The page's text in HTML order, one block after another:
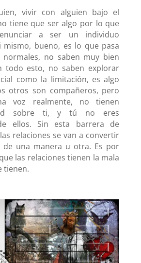
vivir con alguien bajo el
tiene que ser algo por lo que
a ser un individuo
bueno, es lo que pasa
normales, no saben muy bien
todo esto, no saben explorar
como la limitación, es algo
otros son compañeros, pero
voz realmente, no tienen
sobre ti, y tú no eres
ellos. Sin esta barrera de
relaciones se van a convertir
una manera u otra. Es por
las relaciones tienen la mala
tienen.